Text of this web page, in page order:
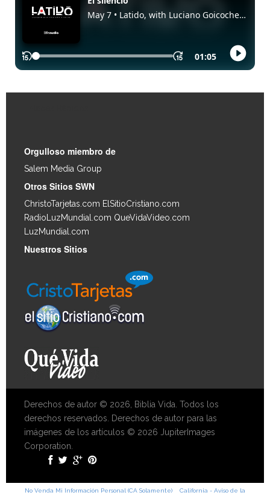
Orgulloso miembro de
Salem Media Group
Otros Sitios SWN
ChristoTarjetas.com ElSitioCristiano.com
RadioLuzMundial.com QueVidaVideo.com
LuzMundial.com
Nuestros Sitios
Derechos de autor © 2026, Biblia Vida. Todos los
derechos reservados. Derechos de autor para las
imágenes de los artículos © 2026 JupiterImages
Corporation.
No Venda Mi Información Personal (CA Solamente) California - Aviso de la